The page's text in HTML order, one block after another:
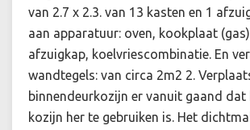
van 2.7 x 2.3. van 13 kasten en 1
aan apparatuur: oven, kookplaat
afzuigkap, koelvriescombinatie. En
wandtegels: van circa 2m2 2.
binnendeurkozijn er vanuit gaand dat
kozijn her te gebruiken is. Het